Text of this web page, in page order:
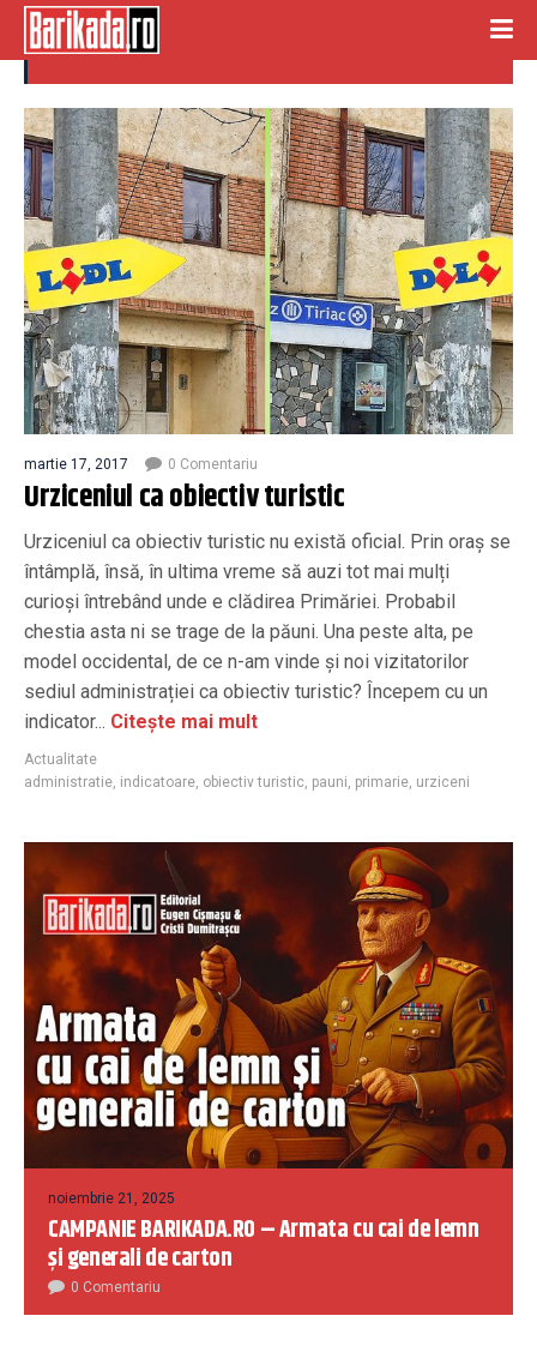
indicatoare
martie 17, 2017 0 Comentariu
Urziceniul ca obiectiv turistic
Urziceniul ca obiectiv turistic nu există oficial. Prin oraș se
întâmplă, însă, în ultima vreme să auzi tot mai mulți
curioși întrebând unde e clădirea Primăriei. Probabil
chestia asta ni se trage de la păuni. Una peste alta, pe
model occidental, de ce n-am vinde și noi vizitatorilor
sediul administrației ca obiectiv turistic? Începem cu un
indicator... Citește mai mult
Actualitate
administratie, indicatoare, obiectiv turistic, pauni, primarie, urziceni
noiembrie 21, 2025
CAMPANIE BARIKADA.RO – Armata cu cai de lemn
și generali de carton
0 Comentariu